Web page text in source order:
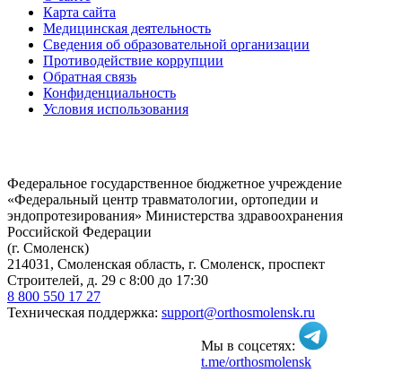
Карта сайта
Медицинская деятельность
Сведения об образовательной организации
Противодействие коррупции
Обратная связь
Конфиденциальность
Условия использования
Федеральное государственное бюджетное учреждение
«Федеральный центр травматологии, ортопедии и
эндопротезирования» Министерства здравоохранения
Российской Федерации
(г. Смоленск)
214031, Смоленская область, г. Смоленск, проспект
Строителей, д. 29 с 8:00 до 17:30
8 800 550 17 27
Техническая поддержка: support@orthosmolensk.ru
Мы в соцсетях:
t.me/orthosmolensk